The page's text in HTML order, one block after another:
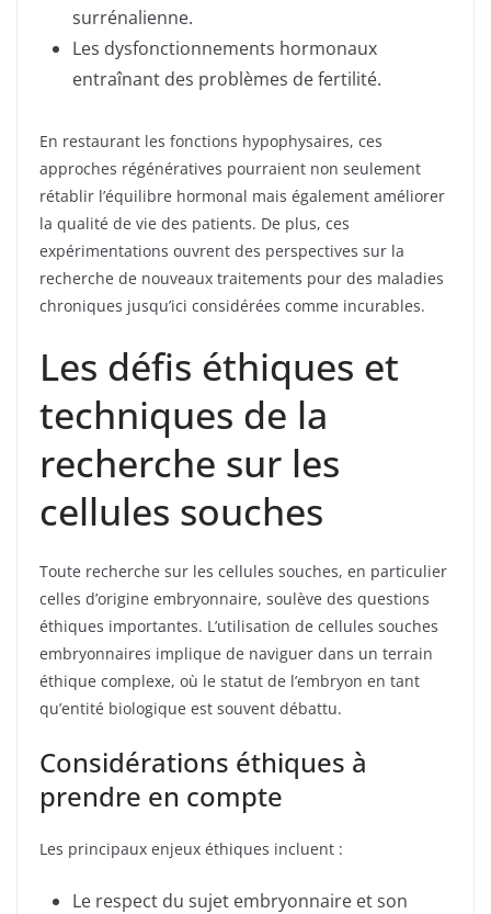
surrénalienne.
Les dysfonctionnements hormonaux
entraînant des problèmes de fertilité.
En restaurant les fonctions hypophysaires, ces
approches régénératives pourraient non seulement
rétablir l’équilibre hormonal mais également améliorer
la qualité de vie des patients. De plus, ces
expérimentations ouvrent des perspectives sur la
recherche de nouveaux traitements pour des maladies
chroniques jusqu’ici considérées comme incurables.
Les défis éthiques et
techniques de la
recherche sur les
cellules souches
Toute recherche sur les cellules souches, en particulier
celles d’origine embryonnaire, soulève des questions
éthiques importantes. L’utilisation de cellules souches
embryonnaires implique de naviguer dans un terrain
éthique complexe, où le statut de l’embryon en tant
qu’entité biologique est souvent débattu.
Considérations éthiques à
prendre en compte
Les principaux enjeux éthiques incluent :
Le respect du sujet embryonnaire et son